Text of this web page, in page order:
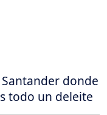
donde
todo un deleite